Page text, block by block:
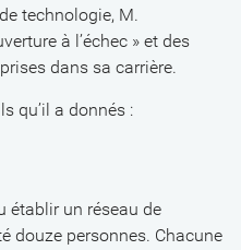
technologie, M.
à l’échec » et des
dans sa carrière.
qu’il a donnés :
établir un réseau de
douze personnes. Chacune